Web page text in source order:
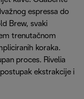
espressa do
Brew, svaki
trenutačnom
koraka.
proces. Rivelia
ekstrakcije i